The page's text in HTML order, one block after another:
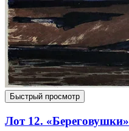
Быстрый просмотр
Лот 12. «Береговушки»